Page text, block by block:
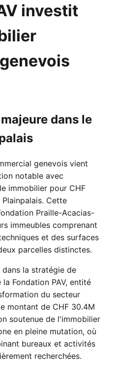
investit
dans le
genevois vient
notable avec
immobilier pour CHF
Cette
Praille-Acacias-
immeubles comprenant
et des surfaces
parcelles distinctes.
la stratégie de
Fondation PAV, entité
du secteur
montant de CHF 30.4M
soutenue de l'immobilier
en pleine mutation, où
bureaux et activités
recherchées.